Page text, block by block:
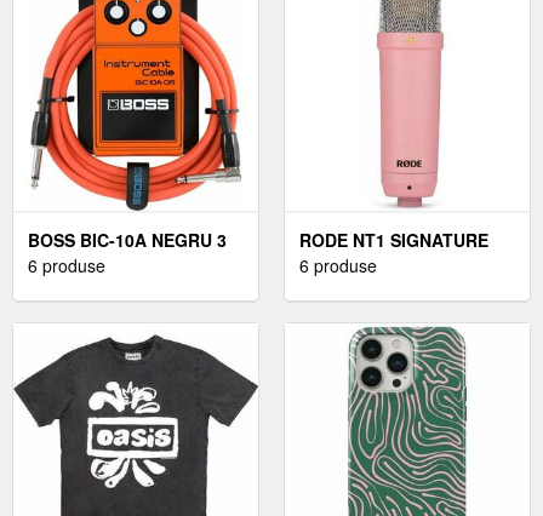
BOSS BIC-10A NEGRU 3
M DREPT - OBLIC
6 produse
RODE NT1 SIGNATURE
MICROFON CU
6 produse